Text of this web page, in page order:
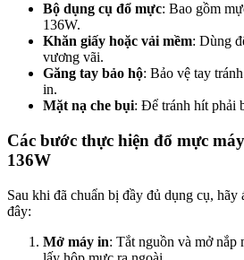
Bộ dụng cụ đổ mực: Bao gồm
136W.
Khăn giấy hoặc vải mềm: Dùng
vương vãi.
Găng tay bảo hộ: Bảo vệ tay
in.
Mặt nạ che bụi: Để tránh hít phải
Các bước thực hiện đổ mực
136W
Sau khi đã chuẩn bị đầy đủ dụng cụ, hãy
đây:
Mở máy in: Tắt nguồn và mở nắp